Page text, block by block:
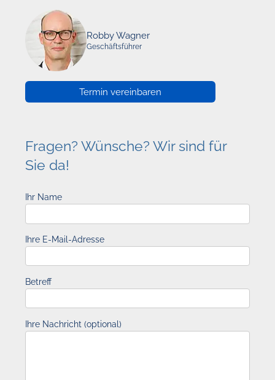
Robby Wagner
Geschäftsführer
Termin vereinbaren
Fragen? Wünsche? Wir sind für
Sie da!
Ihr Name
Ihre E-Mail-Adresse
Betreff
Ihre Nachricht (optional)